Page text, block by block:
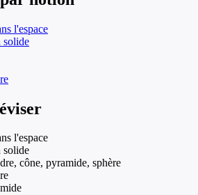
l'espace
solide
l'espace
solide
cône, pyramide, sphère